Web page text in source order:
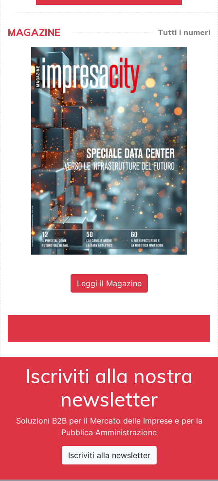
MAGAZINE Tutti i numeri
Leggi il Magazine
Iscriviti alla nostra
newsletter
Soluzioni B2B per il Mercato delle Imprese e per la
Pubblica Amministrazione
Iscriviti alla newsletter